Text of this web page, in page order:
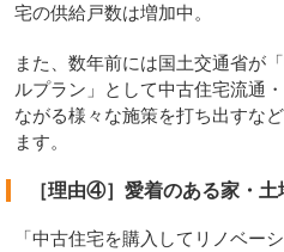
宅の供給戸数は増加中。
また、数年前には国土交通省が
ルプラン」として中古住宅流通
ながる様々な施策を打ち出すな
ます。
［理由④］愛着のある家・
「中古住宅を購入してリノベー